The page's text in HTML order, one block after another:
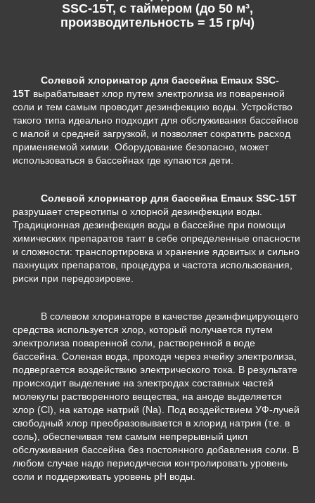
SSC-15T, с таймером (до 50 м³,
производительность = 15 гр/ч)
Солевой хлоринатор для бассейна Emaux SSC-
15T вырабатывает хлор путем электролиза из поваренной
соли и тем самым проводит дезинфекцию воды. Устройство
такого типа идеально подходит для обслуживания бассейнов
с малой и средней загрузкой, и позволяет сократить расход
применяемой химии. Оборудование безопасно, может
использоваться в бассейнах где купаются дети.
Солевой хлоринатор для бассейна Emaux SSC-15T
разрушает стереотипы о хлорной дезинфекции воды.
Традиционная дезинфекция воды в бассейне при помощи
химических препаратов таит в себе определенные опасности
и сложности: транспортировка и хранение ядовитых и сильно
пахнущих препаратов, процедура и частота использования,
риски при передозировке.
В солевом хлоринаторе в качестве дезинфицирующего
средства используется хлор, который получается путем
электролиза поваренной соли, растворенной в воде
бассейна. Соленая вода, проходя через ячейку электролиза,
подвергается воздействию электрического тока. В результате
происходит выделение на электродах составных частей
молекулы растворенного вещества, на аноде выделяется
хлор (Cl), на катоде натрий (Na). Под воздействием УФ-лучей
свободный хлор преобразовывается в хлорид натрия (т.е. в
соль), обеспечивая тем самым непрерывный цикл
обслуживания бассейна без постоянного добавления соли. В
любом случае надо периодически контролировать уровень
соли и поддерживать уровень рН воды.